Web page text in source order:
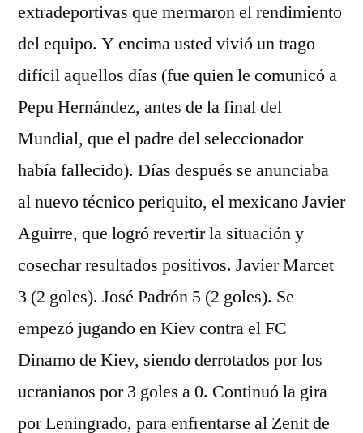
extradeportivas que mermaron el rendimiento
del equipo. Y encima usted vivió un trago
difícil aquellos días (fue quien le comunicó a
Pepu Hernández, antes de la final del
Mundial, que el padre del seleccionador
había fallecido). Días después se anunciaba
al nuevo técnico periquito, el mexicano Javier
Aguirre, que logró revertir la situación y
cosechar resultados positivos. Javier Marcet
3 (2 goles). José Padrón 5 (2 goles). Se
empezó jugando en Kiev contra el FC
Dinamo de Kiev, siendo derrotados por los
ucranianos por 3 goles a 0. Continuó la gira
por Leningrado, para enfrentarse al Zenit de